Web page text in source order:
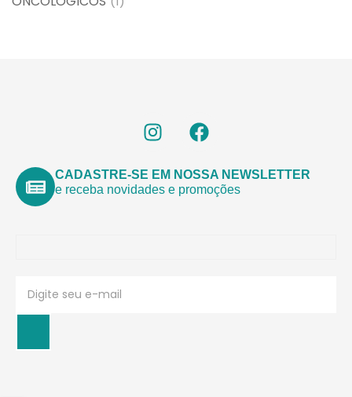
CADASTRE-SE EM NOSSA NEWSLETTER
e receba novidades e promoções